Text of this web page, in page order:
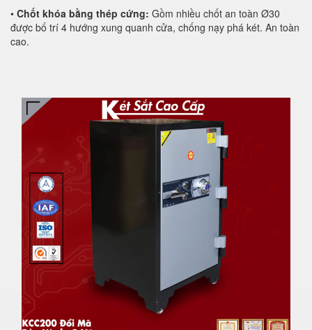
• Chốt khóa bằng thép cứng: Gồm nhiều chốt an toàn Ø30
được bố trí 4 hướng xung quanh cửa, chống nạy phá két. An toàn
cao.